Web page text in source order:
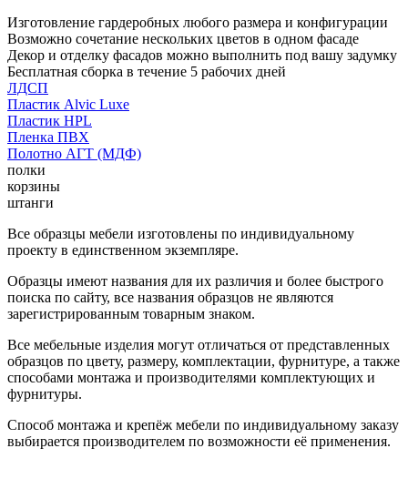
Изготовление гардеробных любого размера и конфигурации
Возможно сочетание нескольких цветов в одном фасаде
Декор и отделку фасадов можно выполнить под вашу задумку
Бесплатная сборка в течение 5 рабочих дней
ЛДСП
Пластик Alvic Luxe
Пластик HPL
Пленка ПВХ
Полотно АГТ (МДФ)
полки
корзины
штанги
Все образцы мебели изготовлены по индивидуальному
проекту в единственном экземпляре.
Образцы имеют названия для их различия и более быстрого
поиска по сайту, все названия образцов не являются
зарегистрированным товарным знаком.
Все мебельные изделия могут отличаться от представленных
образцов по цвету, размеру, комплектации, фурнитуре, а также
способами монтажа и производителями комплектующих и
фурнитуры.
Способ монтажа и крепёж мебели по индивидуальному заказу
выбирается производителем по возможности её применения.